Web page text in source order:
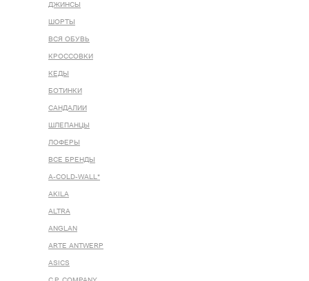
ДЖИНСЫ
ШОРТЫ
ВСЯ ОБУВЬ
КРОССОВКИ
КЕДЫ
БОТИНКИ
САНДАЛИИ
ШЛЕПАНЦЫ
ЛОФЕРЫ
ВСЕ БРЕНДЫ
A-COLD-WALL*
AKILA
ALTRA
ANGLAN
ARTE ANTWERP
ASICS